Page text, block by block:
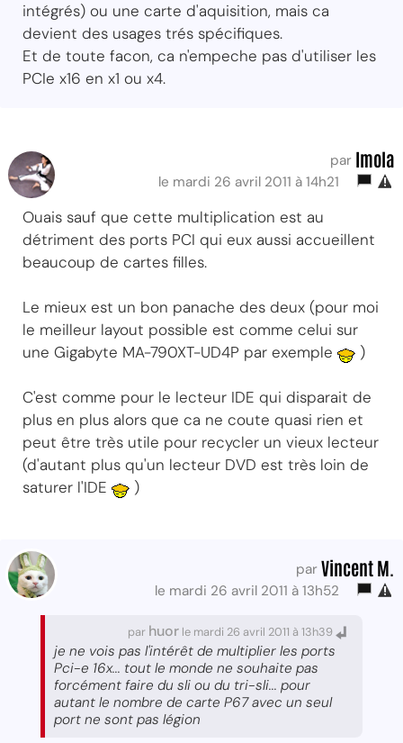
intégrés) ou une carte d'aquisition, mais ca
devient des usages trés spécifiques.
Et de toute facon, ca n'empeche pas d'utiliser les
PCIe x16 en x1 ou x4.
par Imola
le mardi 26 avril 2011 à 14h21
Ouais sauf que cette multiplication est au
détriment des ports PCI qui eux aussi accueillent
beaucoup de cartes filles.
Le mieux est un bon panache des deux (pour moi
le meilleur layout possible est comme celui sur
une Gigabyte MA-790XT-UD4P par exemple
)
C'est comme pour le lecteur IDE qui disparait de
plus en plus alors que ca ne coute quasi rien et
peut être très utile pour recycler un vieux lecteur
(d'autant plus qu'un lecteur DVD est très loin de
saturer l'IDE
)
par Vincent M.
le mardi 26 avril 2011 à 13h52
par huor le mardi 26 avril 2011 à 13h39
je ne vois pas l'intérêt de multiplier les ports
Pci-e 16x... tout le monde ne souhaite pas
forcément faire du sli ou du tri-sli... pour
autant le nombre de carte P67 avec un seul
port ne sont pas légion